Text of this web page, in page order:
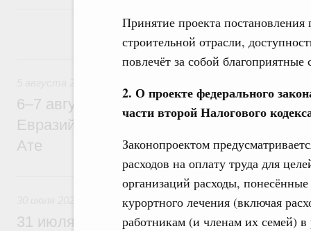
Принятие проекта
строительной отрасли,
повлечёт за собой
2. О проекте федерального
части второй Налогового
Законопроектом
расходов на оплату труда для
организаций расходы,
курортного лечения (включая
работникам (и членам их семей)
5 августа, среда
6–7 августа Михаил Мишустин примет
Евразийского межправительственного
Ате
30 июля, четверг
31 июля Михаил Мишустин совершит